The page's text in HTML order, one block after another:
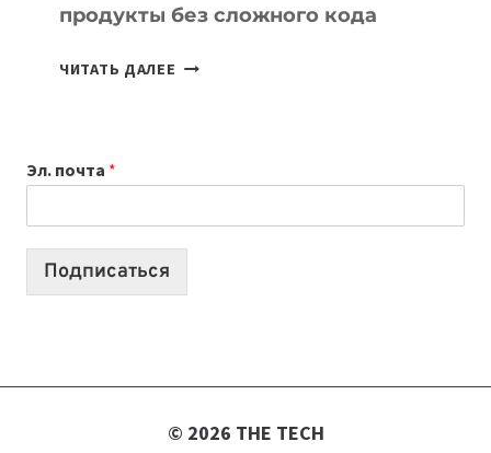
продукты без сложного кода
ЧИТАТЬ ДАЛЕЕ
СОЗДАВАТЬ
ПРОДУКТЫ
Эл. почта *
Подписаться
© 2026 THE TECH